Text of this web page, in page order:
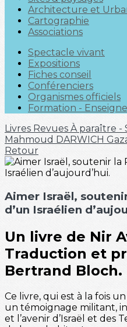
Architecture et
Cartographie
Associations
Spectacle vivant
Expositions
Fiches conseil
Conférenciers
Organismes officiels
Formation -
Livres Revues À paraître -
Mahmoud DARWICH
Retour
Aimer Israël,
d’un Israélien
Un livre de Nir
Traduction et
Bertrand Bloch.
Ce livre, qui est à la fois
un témoignage militant,
et l’avenir d’Israël et des